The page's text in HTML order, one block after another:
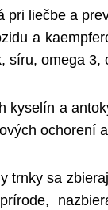
pri liečbe a
a
síru, omega
kyselín a
ochorení
trnky sa